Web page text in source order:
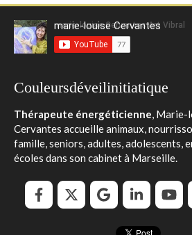
marie-louise Cervantes
Couleursdéveilinitiatique
Thérapeute énergéticienne, Marie-
Cervantes accueille animaux,
famille, seniors, adultes, adolescents,
écoles dans son cabinet à Marseille.